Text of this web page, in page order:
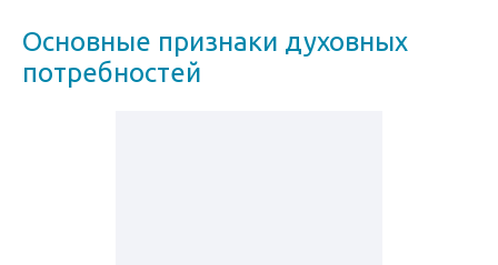
Основные признаки духовных
потребностей